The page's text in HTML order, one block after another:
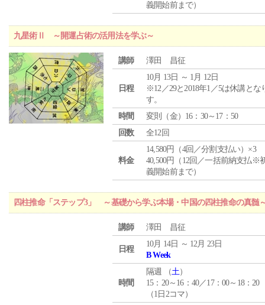
義開始前まで）
九星術Ⅱ ～開運占術の活用法を学ぶ～
講師 澤田 昌征
日程
10月 13日 ～ 1月 12日
※12／29と2018年1／5は休講とな
す。
時間
変則（金）16：30～17：50
回数
全12回
料金
14,580円（4回／分割支払い）×3
40,500円（12回／一括前納支払※
義開始前まで）
四柱推命「ステップ3」 ～基礎から学ぶ本場・中国の四柱推命の真髄
講師 澤田 昌征
日程
10月 14日 ～ 12月 23日
B Week
時間
隔週 （土）
15：20～16：40／17：00～18：20
（1日2コマ）